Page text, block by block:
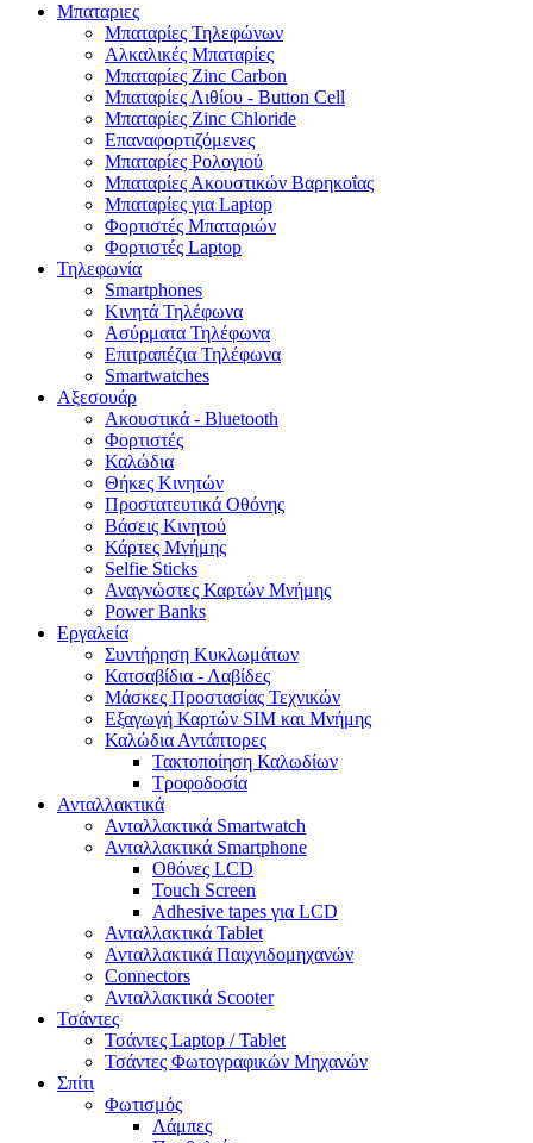
Μπαταριες
Μπαταρίες Τηλεφώνων
Αλκαλικές Μπαταρίες
Μπαταρίες Zinc Carbon
Μπαταρίες Λιθίου - Button Cell
Μπαταρίες Zinc Chloride
Επαναφορτιζόμενες
Μπαταρίες Ρολογιού
Μπαταρίες Ακουστικών Βαρηκοΐας
Μπαταρίες για Laptop
Φορτιστές Μπαταριών
Φορτιστές Laptop
Τηλεφωνία
Smartphones
Κινητά Τηλέφωνα
Ασύρματα Τηλέφωνα
Επιτραπέζια Τηλέφωνα
Smartwatches
Αξεσουάρ
Ακουστικά - Bluetooth
Φορτιστές
Καλώδια
Θήκες Κινητών
Προστατευτικά Οθόνης
Βάσεις Κινητού
Κάρτες Μνήμης
Selfie Sticks
Αναγνώστες Καρτών Μνήμης
Power Banks
Εργαλεία
Συντήρηση Κυκλωμάτων
Κατσαβίδια - Λαβίδες
Μάσκες Προστασίας Τεχνικών
Εξαγωγή Καρτών SIM και Μνήμης
Καλώδια Αντάπτορες
Τακτοποίηση Καλωδίων
Τροφοδοσία
Ανταλλακτικά
Ανταλλακτικά Smartwatch
Ανταλλακτικά Smartphone
Οθόνες LCD
Touch Screen
Adhesive tapes για LCD
Ανταλλακτικά Tablet
Ανταλλακτικά Παιχνιδομηχανών
Connectors
Ανταλλακτικά Scooter
Τσάντες
Τσάντες Laptop / Tablet
Τσάντες Φωτoγραφικών Μηχανών
Σπίτι
Φωτισμός
Λάμπες